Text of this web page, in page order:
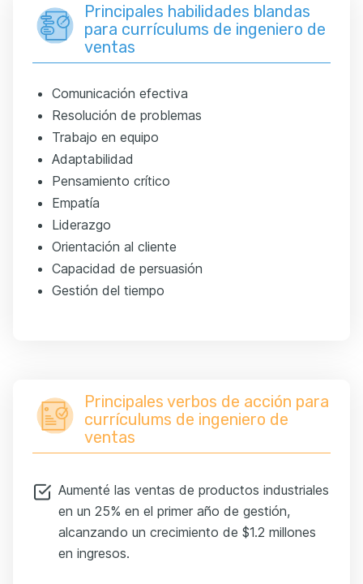
Principales habilidades blandas
para currículums de ingeniero de
ventas
Comunicación efectiva
Resolución de problemas
Trabajo en equipo
Adaptabilidad
Pensamiento crítico
Empatía
Liderazgo
Orientación al cliente
Capacidad de persuasión
Gestión del tiempo
Principales verbos de acción para
currículums de ingeniero de
ventas
Aumenté las ventas de productos industriales
en un 25% en el primer año de gestión,
alcanzando un crecimiento de $1.2 millones
en ingresos.